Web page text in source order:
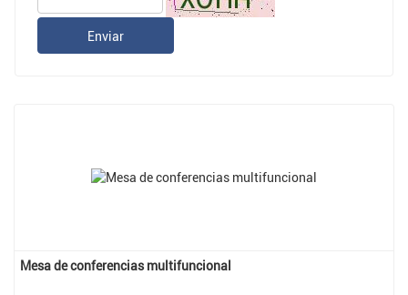
Enviar
Mesa de conferencias multifuncional